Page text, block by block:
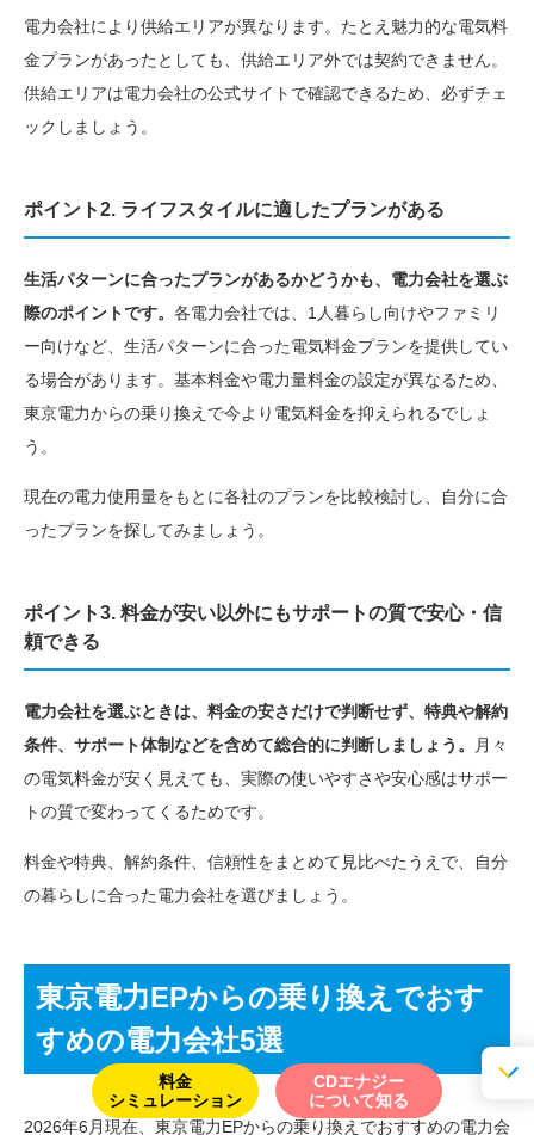
電力会社により供給エリアが異なります。たとえ魅力的な電気料
金プランがあったとしても、供給エリア外では契約できません。
供給エリアは電力会社の公式サイトで確認できるため、必ずチェ
ックしましょう。
ポイント2. ライフスタイルに適したプランがある
生活パターンに合ったプランがあるかどうかも、電力会社を選ぶ
際のポイントです。 各電力会社では、1人暮らし向けやファミリ
ー向けなど、生活パターンに合った電気料金プランを提供してい
る場合があります。基本料金や電力量料金の設定が異なるため、
東京電力からの乗り換えで今より電気料金を抑えられるでしょ
う。
現在の電力使用量をもとに各社のプランを比較検討し、自分に合
ったプランを探してみましょう。
ポイント3. 料金が安い以外にもサポートの質で安心・信
頼できる
電力会社を選ぶときは、料金の安さだけで判断せず、特典や解約
条件、サポート体制などを含めて総合的に判断しましょう。
月々
の電気料金が安く見えても、実際の使いやすさや安心感はサポー
トの質で変わってくるためです。
料金や特典、解約条件、信頼性をまとめて見比べたうえで、自分
の暮らしに合った電力会社を選びましょう。
東京電力EPからの乗り換えでおす
すめの電力会社5選
2026年6月現在、東京電力EPからの乗り換えでおすすめの電力会
料金
シミュレーション
CDエナジー
について知る